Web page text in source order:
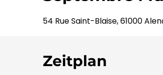
54 Rue Saint-Blaise, 61000
Zeitplan